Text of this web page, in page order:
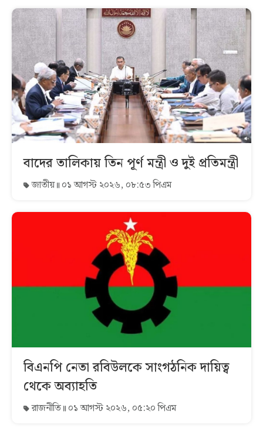
বাদের তালিকায় তিন পূর্ণ মন্ত্রী ও দুই প্রতিমন্ত্রী
জাতীয় ০১ আগস্ট ২০২৬, ০৮:৫৩ পিএম
বিএনপি নেতা রবিউলকে সাংগঠনিক দায়িত্ব
থেকে অব্যাহতি
রাজনীতি ০১ আগস্ট ২০২৬, ০৫:২০ পিএম